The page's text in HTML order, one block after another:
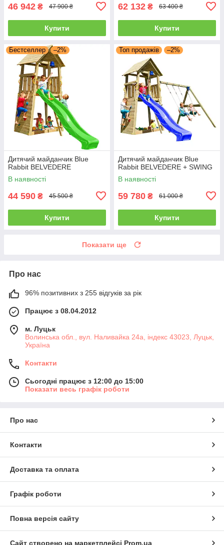
46 942 ₴ 47 900 ₴
Купити
62 132 ₴ 63 400 ₴
Купити
Бестселлер –2%
Дитячий майданчик Blue
Rabbit BELVEDERE
В наявності
44 590 ₴ 45 500 ₴
Купити
Топ продажів –2%
Дитячий майданчик Blue
Rabbit BELVEDERE + SWING
В наявності
59 780 ₴ 61 000 ₴
Купити
Показати ще
Про нас
96% позитивних з 255 відгуків за рік
Працює з 08.04.2012
м. Луцьк
Волинська обл., вул. Наливайка 24а, індекс 43023, Луцьк,
Україна
Контакти
Сьогодні працює з 12:00 до 15:00
Показати весь графік роботи
Про нас
Контакти
Доставка та оплата
Графік роботи
Повна версія сайту
Сайт створено на маркетплейсі Prom.ua